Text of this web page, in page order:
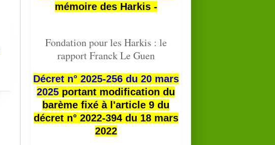
mémoire des Harkis -
Fondation pour les Harkis : le
rapport Franck Le Guen
Décret n° 2025-256 du 20 mars
2025 portant modification du
barème fixé à l'article 9 du
décret n° 2022-394 du 18 mars
2022